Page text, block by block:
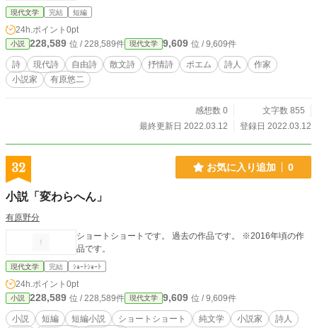
現代文学 完結 短編
24h.ポイント 0pt
小説 228,589 位 / 228,589件 現代文学 9,609 位 / 9,609件
詩 現代詩 自由詩 散文詩 抒情詩 ポエム 詩人
作家
小説家
有原悠二
感想数 0
文字数 855
最終更新日 2022.03.12
登録日 2022.03.12
32 お気に入り追加 0
小説「変わらへん」
有原野分
ショートショートです。 過去の作品です。 ※2016年頃の作
品です。
現代文学 完結 ｼｮｰﾄｼｮｰﾄ
24h.ポイント 0pt
小説 228,589 位 / 228,589件 現代文学 9,609 位 / 9,609件
小説 短編 短編小説 ショートショート 純文学 小説家
詩人